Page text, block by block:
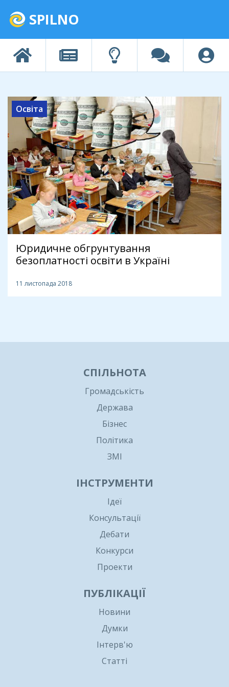
SPILNO
Освіта
Юридичне обгрунтування
безоплатності освіти в Україні
11 листопада 2018
СПІЛЬНОТА
Громадськість
Держава
Бізнес
Політика
ЗМІ
ІНСТРУМЕНТИ
Ідеї
Консультації
Дебати
Конкурси
Проекти
ПУБЛІКАЦІЇ
Новини
Думки
Інтерв'ю
Статті